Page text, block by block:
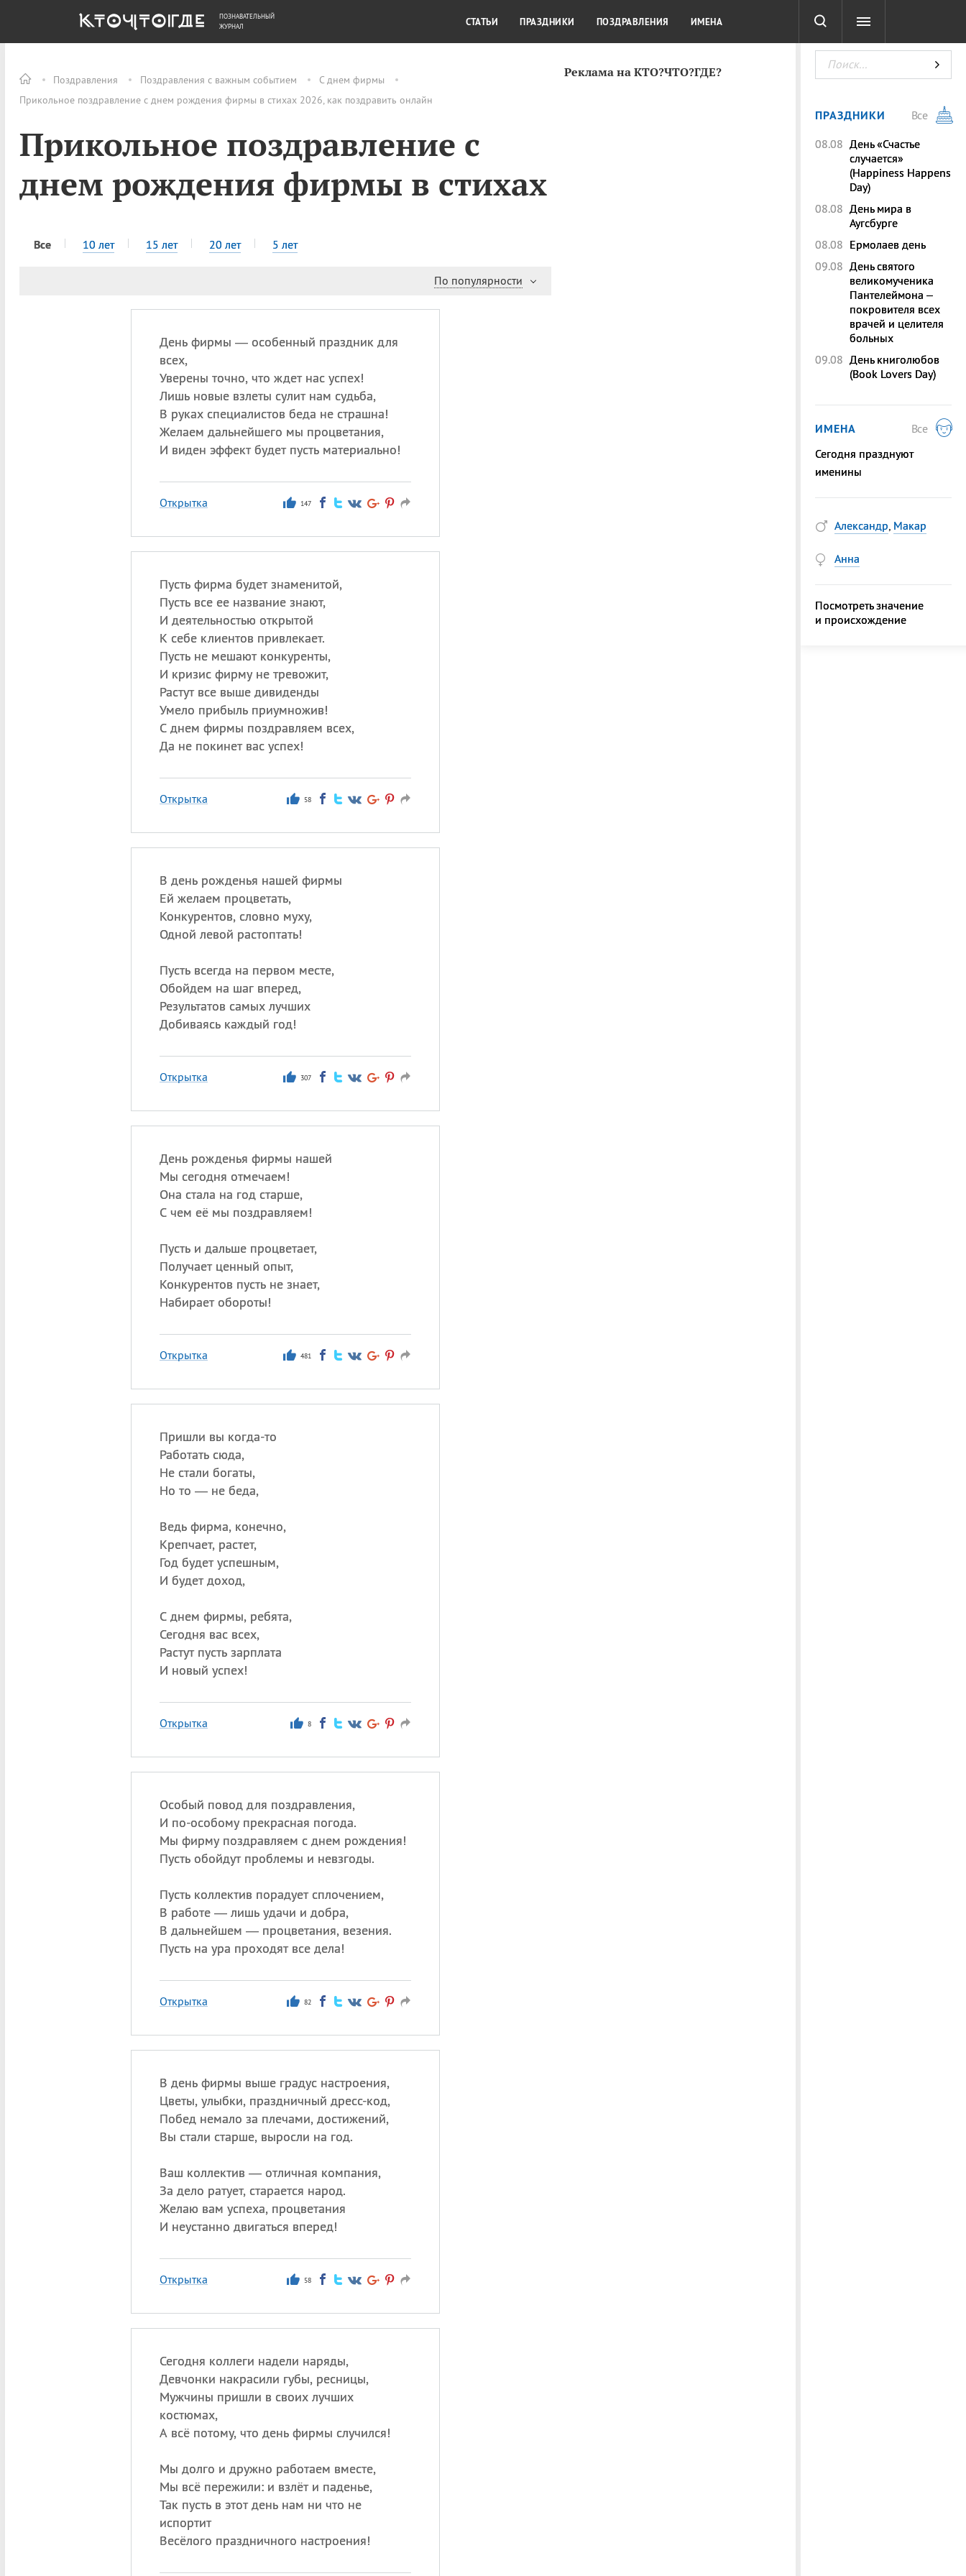
Поздравления Поздравления с важным событием
С днем фирмы
Прикольное поздравление с днем рождения фирмы в стихах 2026, как поздравить онлайн
Прикольное поздравление с
днем рождения фирмы в стихах
Все 10 лет 15 лет 20 лет 5 лет
По популярности
День фирмы — особенный праздник для
всех,
Уверены точно, что ждет нас успех!
Лишь новые взлеты сулит нам судьба,
В руках специалистов беда не страшна!
Желаем дальнейшего мы процветания,
И виден эффект будет пусть материально!
Открытка 147
Пусть фирма будет знаменитой,
Пусть все ее название знают,
И деятельностью открытой
К себе клиентов привлекает.
Пусть не мешают конкуренты,
И кризис фирму не тревожит,
Растут все выше дивиденды
Умело прибыль приумножив!
С днем фирмы поздравляем всех,
Да не покинет вас успех!
Открытка 58
В день рожденья нашей фирмы
Ей желаем процветать,
Конкурентов, словно муху,
Одной левой растоптать!
Пусть всегда на первом месте,
Обойдем на шаг вперед,
Результатов самых лучших
Добиваясь каждый год!
Открытка 307
День рожденья фирмы нашей
Мы сегодня отмечаем!
Она стала на год старше,
С чем её мы поздравляем!
Пусть и дальше процветает,
Получает ценный опыт,
Конкурентов пусть не знает,
Набирает обороты!
Открытка 481
Пришли вы когда-то
Работать сюда,
Не стали богаты,
Но то — не беда,
Ведь фирма, конечно,
Крепчает, растет,
Год будет успешным,
И будет доход,
С днем фирмы, ребята,
Сегодня вас всех,
Растут пусть зарплата
И новый успех!
Открытка 8
Особый повод для поздравления,
И по-особому прекрасная погода.
Мы фирму поздравляем с днем рождения!
Пусть обойдут проблемы и невзгоды.
Пусть коллектив порадует сплочением,
В работе — лишь удачи и добра,
В дальнейшем — процветания, везения.
Пусть на ура проходят все дела!
Открытка 82
В день фирмы выше градус настроения,
Цветы, улыбки, праздничный дресс-код,
Побед немало за плечами, достижений,
Вы стали старше, выросли на год.
Ваш коллектив — отличная компания,
За дело ратует, старается народ.
Желаю вам успеха, процветания
И неустанно двигаться вперед!
Открытка 58
Сегодня коллеги надели наряды,
Девчонки накрасили губы, ресницы,
Мужчины пришли в своих лучших
костюмах,
А всё потому, что день фирмы случился!
Мы долго и дружно работаем вместе,
Мы всё пережили: и взлёт и паденье,
Так пусть в этот день нам ни что не
испортит
Весёлого праздничного настроения!
Реклама на КТО?ЧТО?ГДЕ?
ОБЩЕСТВО ДЕНЬГИ КУЛЬТУРА КРАСОТА ТЕСТЫ
ПОЗНАВАТЕЛЬНЫЙ
ЖУРНАЛ
СТАТЬИ ПРАЗДНИКИ ПОЗДРАВЛЕНИЯ ИМЕНА
ПРАЗДНИКИ
Все
08.08 День «Счастье
случается»
(Happiness Happens
Day)
08.08 День мира в
Аугсбурге
08.08 Ермолаев день
09.08 День святого
великомученика
Пантелеймона –
покровителя всех
врачей и целителя
больных
09.08 День книголюбов
(Book Lovers Day)
ИМЕНА
Все
Сегодня празднуют
именины
Александр, Макар
Анна
Посмотреть значение
и происхождение